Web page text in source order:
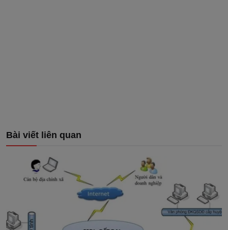
Bài viết liên quan